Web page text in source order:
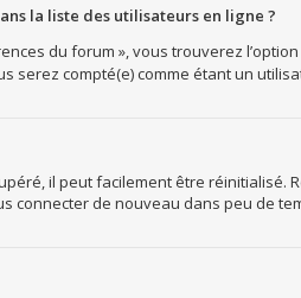
la liste des utilisateurs en ligne ?
du forum », vous trouverez l’option
serez compté(e) comme étant un
il peut facilement être réinitialisé.
connecter de nouveau dans peu de